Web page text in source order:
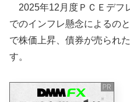
2025年12月度ＰＣＥデフ
でのインフレ懸念によるの
で株価上昇、債券が売られ
す。